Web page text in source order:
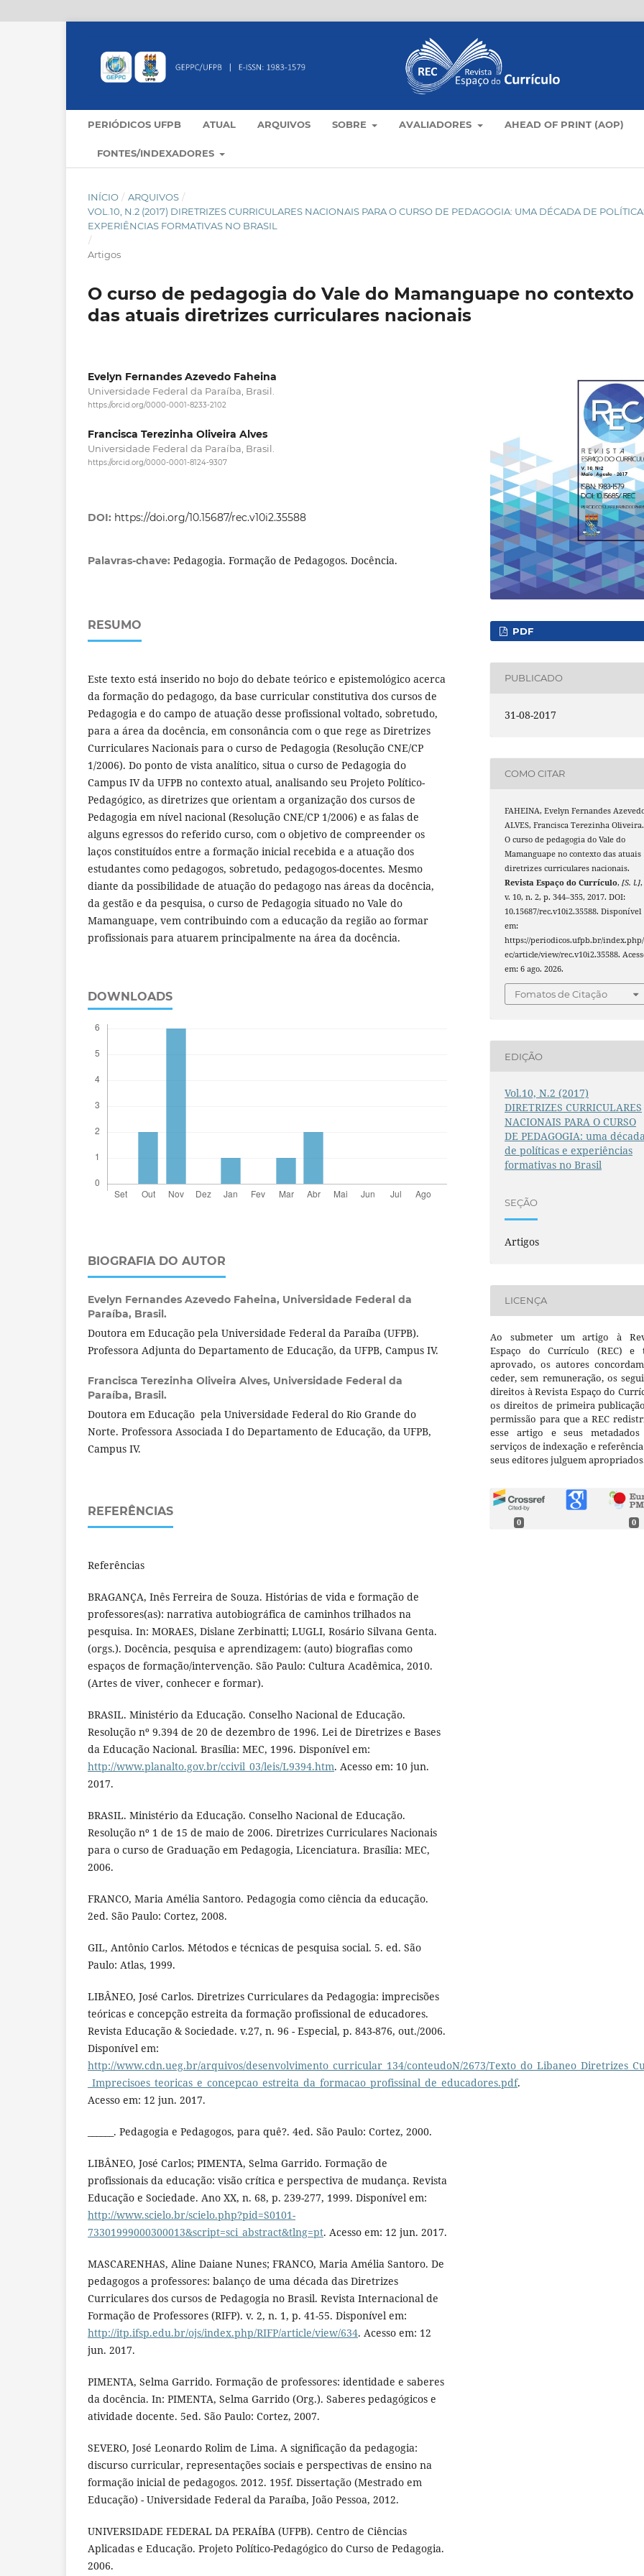
PERIÓDICOS UFPB ATUAL ARQUIVOS SOBRE AVALIADORES AHEAD OF PRINT (AOP)
FONTES/INDEXADORES
INÍCIO / ARQUIVOS /
VOL.10, N.2 (2017) DIRETRIZES CURRICULARES NACIONAIS PARA O CURSO DE PEDAGOGIA: UMA DÉCADA DE
EXPERIÊNCIAS FORMATIVAS NO BRASIL
/
Artigos
O curso de pedagogia do Vale do Mamanguape no contexto
das atuais diretrizes curriculares nacionais
Evelyn Fernandes Azevedo Faheina
Universidade Federal da Paraíba, Brasil.
https://orcid.org/0000-0001-8233-2102
Francisca Terezinha Oliveira Alves
Universidade Federal da Paraíba, Brasil.
https://orcid.org/0000-0001-8124-9307
DOI: https://doi.org/10.15687/rec.v10i2.35588
Palavras-chave: Pedagogia. Formação de Pedagogos. Docência.
RESUMO
Este texto está inserido no bojo do debate teórico e epistemológico acerca
da formação do pedagogo, da base curricular constitutiva dos cursos de
Pedagogia e do campo de atuação desse profissional voltado, sobretudo,
para a área da docência, em consonância com o que rege as Diretrizes
Curriculares Nacionais para o curso de Pedagogia (Resolução CNE/CP
1/2006). Do ponto de vista analítico, situa o curso de Pedagogia do
Campus IV da UFPB no contexto atual, analisando seu Projeto Político-
Pedagógico, as diretrizes que orientam a organização dos cursos de
Pedagogia em nível nacional (Resolução CNE/CP 1/2006) e as falas de
alguns egressos do referido curso, com o objetivo de compreender os
laços constituídos entre a formação inicial recebida e a atuação dos
estudantes como pedagogos, sobretudo, pedagogos-docentes. Mesmo
diante da possibilidade de atuação do pedagogo nas áreas da docência,
da gestão e da pesquisa, o curso de Pedagogia situado no Vale do
Mamanguape, vem contribuindo com a educação da região ao formar
profissionais para atuarem principalmente na área da docência.
DOWNLOADS
BIOGRAFIA DO AUTOR
Evelyn Fernandes Azevedo Faheina, Universidade Federal da
Paraíba, Brasil.
Doutora em Educação pela Universidade Federal da Paraíba (UFPB).
Professora Adjunta do Departamento de Educação, da UFPB, Campus IV.
Francisca Terezinha Oliveira Alves, Universidade Federal da
Paraíba, Brasil.
Doutora em Educação pela Universidade Federal do Rio Grande do
Norte. Professora Associada I do Departamento de Educação, da UFPB,
Campus IV.
REFERÊNCIAS
Referências
BRAGANÇA, Inês Ferreira de Souza. Histórias de vida e formação de
professores(as): narrativa autobiográfica de caminhos trilhados na
pesquisa. In: MORAES, Dislane Zerbinatti; LUGLI, Rosário Silvana Genta.
(orgs.). Docência, pesquisa e aprendizagem: (auto) biografias como
espaços de formação/intervenção. São Paulo: Cultura Acadêmica, 2010.
(Artes de viver, conhecer e formar).
BRASIL. Ministério da Educação. Conselho Nacional de Educação.
Resolução nº 9.394 de 20 de dezembro de 1996. Lei de Diretrizes e Bases
da Educação Nacional. Brasília: MEC, 1996. Disponível em:
http://www.planalto.gov.br/ccivil_03/leis/L9394.htm. Acesso em: 10 jun.
2017.
BRASIL. Ministério da Educação. Conselho Nacional de Educação.
Resolução nº 1 de 15 de maio de 2006. Diretrizes Curriculares Nacionais
para o curso de Graduação em Pedagogia, Licenciatura. Brasília: MEC,
2006.
FRANCO, Maria Amélia Santoro. Pedagogia como ciência da educação.
2ed. São Paulo: Cortez, 2008.
GIL, Antônio Carlos. Métodos e técnicas de pesquisa social. 5. ed. São
Paulo: Atlas, 1999.
LIBÂNEO, José Carlos. Diretrizes Curriculares da Pedagogia: imprecisões
teóricas e concepção estreita da formação profissional de educadores.
Revista Educação & Sociedade. v.27, n. 96 - Especial, p. 843-876, out./2006.
Disponível em:
http://www.cdn.ueg.br/arquivos/desenvolvimento_curricular_134/conteudoN/2673/
_Imprecisoes_teoricas_e_concepcao_estreita_da_formacao_profissinal_de_educadores.pdf.
Acesso em: 12 jun. 2017.
______. Pedagogia e Pedagogos, para quê?. 4ed. São Paulo: Cortez, 2000.
LIBÂNEO, José Carlos; PIMENTA, Selma Garrido. Formação de
profissionais da educação: visão crítica e perspectiva de mudança. Revista
Educação e Sociedade. Ano XX, n. 68, p. 239-277, 1999. Disponível em:
http://www.scielo.br/scielo.php?pid=S0101-
73301999000300013&script=sci_abstract&tlng=pt. Acesso em: 12 jun. 2017.
MASCARENHAS, Aline Daiane Nunes; FRANCO, Maria Amélia Santoro. De
pedagogos a professores: balanço de uma década das Diretrizes
Curriculares dos cursos de Pedagogia no Brasil. Revista Internacional de
Formação de Professores (RIFP). v. 2, n. 1, p. 41-55. Disponível em:
http://itp.ifsp.edu.br/ojs/index.php/RIFP/article/view/634. Acesso em: 12
jun. 2017.
PIMENTA, Selma Garrido. Formação de professores: identidade e saberes
da docência. In: PIMENTA, Selma Garrido (Org.). Saberes pedagógicos e
atividade docente. 5ed. São Paulo: Cortez, 2007.
SEVERO, José Leonardo Rolim de Lima. A significação da pedagogia:
discurso curricular, representações sociais e perspectivas de ensino na
formação inicial de pedagogos. 2012. 195f. Dissertação (Mestrado em
Educação) - Universidade Federal da Paraíba, João Pessoa, 2012.
UNIVERSIDADE FEDERAL DA PERAÍBA (UFPB). Centro de Ciências
Aplicadas e Educação. Projeto Político-Pedagógico do Curso de Pedagogia.
2006.
PDF
PUBLICADO
31-08-2017
COMO CITAR
FAHEINA, Evelyn Fernandes
ALVES, Francisca Terezinha Oliveira.
O curso de pedagogia do Vale do
Mamanguape no contexto das atuais
diretrizes curriculares nacionais.
Revista Espaço do Currículo,[S. l.],
v. 10, n. 2, p. 344–355, 2017. DOI:
10.15687/rec.v10i2.35588. Disponível
em:
https://periodicos.ufpb.br/
ec/article/view/rec.v10i2.35588.
em: 6 ago. 2026.
Fomatos de Citação
EDIÇÃO
Vol.10, N.2 (2017)
DIRETRIZES CURRICULARES
NACIONAIS PARA O CURSO
DE PEDAGOGIA: uma
de políticas e experiências
formativas no Brasil
SEÇÃO
Artigos
LICENÇA
Ao submeter um artigo à
Espaço do Currículo (REC) e
aprovado, os autores
ceder, sem remuneração, os
direitos à Revista Espaço do
os direitos de primeira
permissão para que a REC
esse artigo e seus metadados
serviços de indexação e
seus editores julguem
0 0